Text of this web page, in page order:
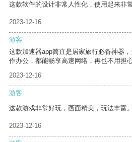
这款软件的设计非常人性化，使用起来非常
2023-12-16
游客
这款加速器app简直是居家旅行必备神器
作办公，都能畅享高速网络，再也不用担
2023-12-16
游客
这款游戏非常好玩，画面精美，玩法丰富。
2023-12-16